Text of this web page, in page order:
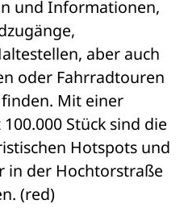
und Informationen,
aber auch
oder Fahrradtouren
Mit einer
Stück sind die
Hotspots und
in der Hochtorstraße
(red)